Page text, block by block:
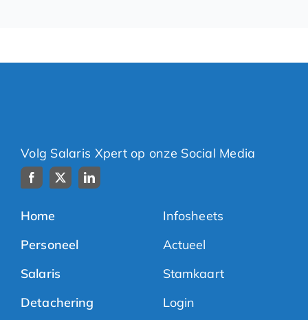
Volg Salaris Xpert op onze Social Media
Home
Personeel
Salaris
Detachering
Infosheets
Actueel
Stamkaart
Login